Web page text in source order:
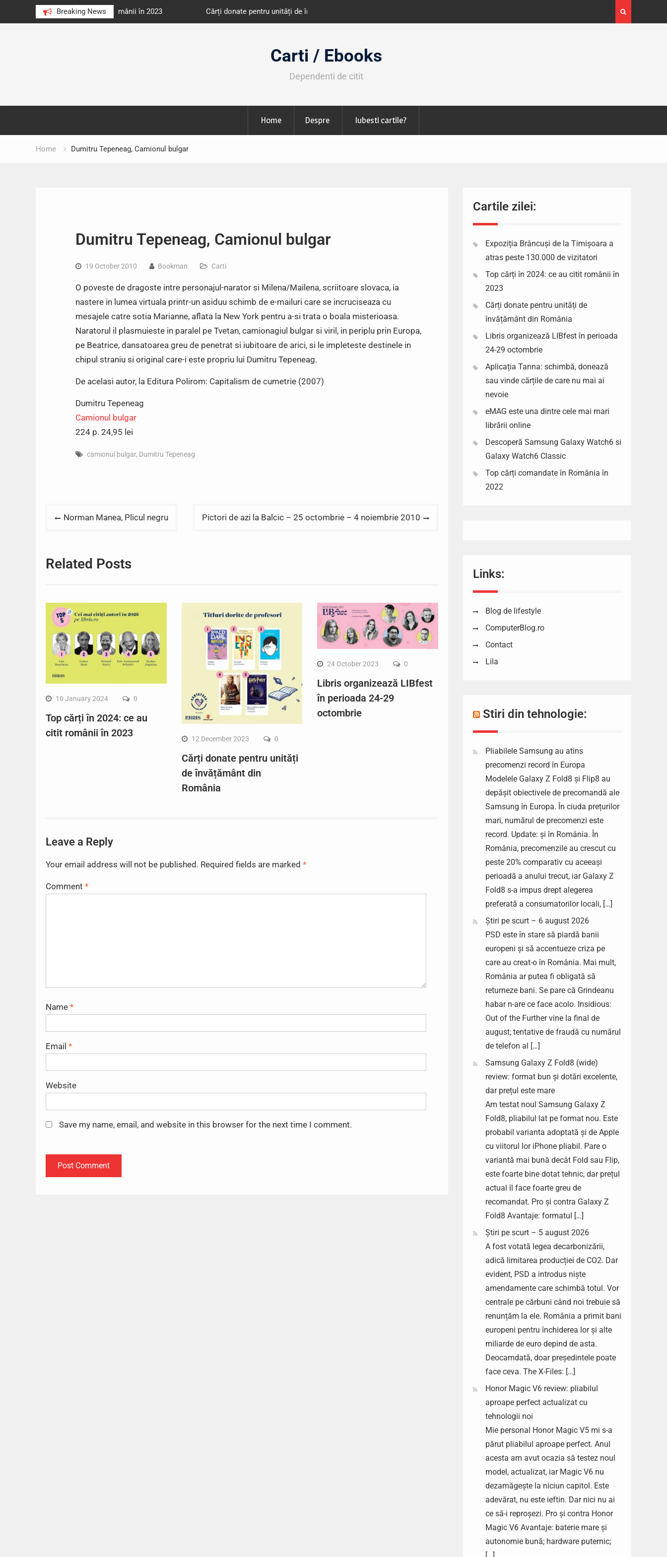
Breaking News
au citit românii în 2023 Cărți donate pentru unități de învățământ din România
octombrie
Expoziția Brâncuși de la Timișoara a atras peste
130.000 de vizitatori
Carti / Ebooks
Dependenti de citit
Home Despre Iubesti cartile?
Home Dumitru Tepeneag, Camionul bulgar
Dumitru Tepeneag, Camionul bulgar
19 October 2010 Bookman Carti
O poveste de dragoste intre personajul-narator si Milena/Mailena, scriitoare slovaca, ia
nastere in lumea virtuala printr-un asiduu schimb de e-mailuri care se incruciseaza cu
mesajele catre sotia Marianne, aflata la New York pentru a-si trata o boala misterioasa.
Naratorul il plasmuieste in paralel pe Tvetan, camionagiul bulgar si viril, in periplu prin Europa,
pe Beatrice, dansatoarea greu de penetrat si iubitoare de arici, si le impleteste destinele in
chipul straniu si original care-i este propriu lui Dumitru Tepeneag.
De acelasi autor, la Editura Polirom: Capitalism de cumetrie (2007)
Dumitru Tepeneag
Camionul bulgar
224 p. 24,95 lei
camionul bulgar, Dumitru Tepeneag
PostNorman Manea, Plicul negru Pictori de azi la Balcic – 25 octombrie – 4 noiembrie 2010
Related Posts
10 January 2024 0
Top cărți în 2024: ce au
citit românii în 2023
12 December 2023 0
Cărți donate pentru unități
de învățământ din
România
24 October 2023 0
Libris organizează LIBfest
în perioada 24-29
octombrie
Leave a Reply
Your email address will not be published. Required fields are marked *
Comment *
Name *
Email *
Website
Save my name, email, and website in this browser for the next time I comment.
Cartile zilei:
Expoziția Brâncuși de la Timișoara a
atras peste 130.000 de vizitatori
Top cărți în 2024: ce au citit românii în
2023
Cărți donate pentru unități de
învățământ din România
Libris organizează LIBfest în perioada
24-29 octombrie
Aplicația Tanna: schimbă, donează
sau vinde cărțile de care nu mai ai
nevoie
eMAG este una dintre cele mai mari
librării online
Descoperă Samsung Galaxy Watch6 si
Galaxy Watch6 Classic
Top cărți comandate în România în
2022
Links:
Blog de lifestyle
ComputerBlog.ro
Contact
Lila
Stiri din tehnologie:
Pliabilele Samsung au atins
precomenzi record în Europa
Modelele Galaxy Z Fold8 și Flip8 au
depășit obiectivele de precomandă ale
Samsung în Europa. În ciuda prețurilor
mari, numărul de precomenzi este
record. Update: și în România. În
România, precomenzile au crescut cu
peste 20% comparativ cu aceeași
perioadă a anului trecut, iar Galaxy Z
Fold8 s-a impus drept alegerea
preferată a consumatorilor locali, […]
Știri pe scurt – 6 august 2026
PSD este în stare să piardă banii
europeni și să accentueze criza pe
care au creat-o în România. Mai mult,
România ar putea fi obligată să
returneze bani. Se pare că Grindeanu
habar n-are ce face acolo. Insidious:
Out of the Further vine la final de
august; tentative de fraudă cu numărul
de telefon al […]
Samsung Galaxy Z Fold8 (wide)
review: format bun și dotări excelente,
dar prețul este mare
Am testat noul Samsung Galaxy Z
Fold8, pliabilul lat pe format nou. Este
probabil varianta adoptată și de Apple
cu viitorul lor iPhone pliabil. Pare o
variantă mai bună decât Fold sau Flip,
este foarte bine dotat tehnic, dar prețul
actual îl face foarte greu de
recomandat. Pro și contra Galaxy Z
Fold8 Avantaje: formatul […]
Știri pe scurt – 5 august 2026
A fost votată legea decarbonizării,
adică limitarea producției de CO2. Dar
evident, PSD a introdus niște
amendamente care schimbă totul. Vor
centrale pe cărbuni când noi trebuie să
renunțăm la ele. România a primit bani
europeni pentru închiderea lor și alte
miliarde de euro depind de asta.
Deocamdată, doar președintele poate
face ceva. The X-Files: […]
Honor Magic V6 review: pliabilul
aproape perfect actualizat cu
tehnologii noi
Mie personal Honor Magic V5 mi s-a
părut pliabilul aproape perfect. Anul
acesta am avut ocazia să testez noul
model, actualizat, iar Magic V6 nu
dezamăgește la niciun capitol. Este
adevărat, nu este ieftin. Dar nici nu ai
ce să-i reproșezi. Pro și contra Honor
Magic V6 Avantaje: baterie mare și
autonomie bună; hardware puternic;